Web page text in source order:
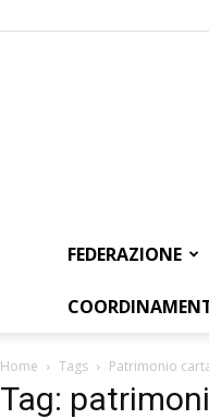
FEDERAZIONE
Home Tags Patrimonio
Tag: